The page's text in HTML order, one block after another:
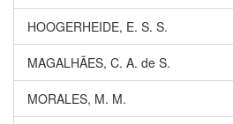
HOOGERHEIDE, E. S. S.
MAGALHÃES, C. A. de S.
MORALES, M. M.